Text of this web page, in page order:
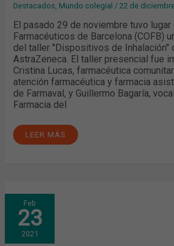
Destacados Mundo colegial /22 de
El pasado 29 de noviembre tuvo
Farmacéuticos de Barcelona (COFB)
del taller "Dispositivos de Inhalación"
AstraZeneca. El taller presencial fue
Cristina Lucas, farmacéutica
atención farmacéutica y farmacia
de Farmaval, y Guillermo Bagaría,
Farmacia del
LEER MÁS
Feb
23
2021
TRENDING
TOPICS
EN
NUTRICIÓN:
¿CUÁLES
SON
LAS